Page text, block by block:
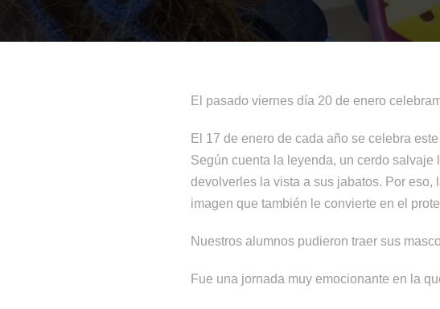
El pasado viernes día 20 de enero
El 17 de enero de cada año se celebra
Según cuenta la leyenda, un cerdo
devolverles la vista a sus jabatos. Por
imagen que también le convierte en el
Nuestros alumnos pudieron traer sus
Fue una jornada muy emocionante en la